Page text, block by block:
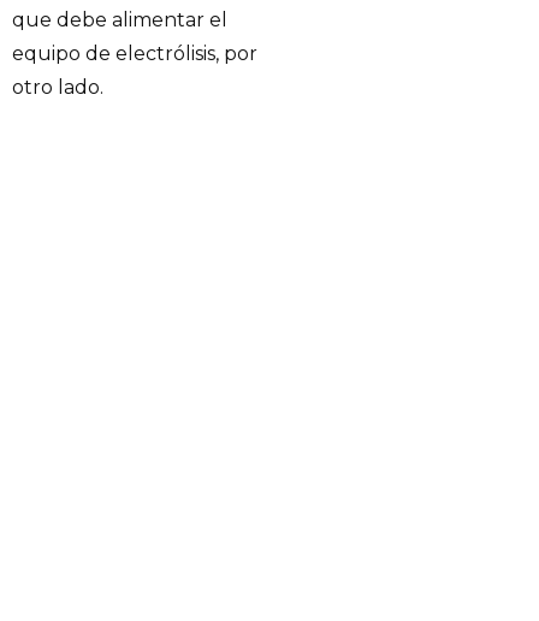
que debe alimentar el
equipo de electrólisis, por
otro lado.